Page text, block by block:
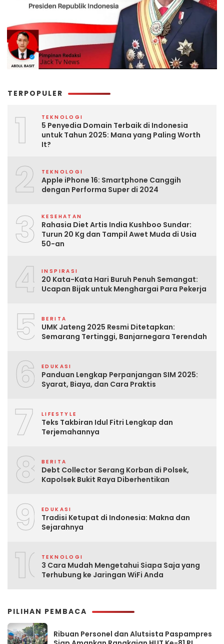
TERPOPULER
1 TEKNOLOGI
5 Penyedia Domain Terbaik di Indonesia
untuk Tahun 2025: Mana yang Paling Worth
It?
2 TEKNOLOGI
Apple iPhone 16: Smartphone Canggih
dengan Performa Super di 2024
3 KESEHATAN
Rahasia Diet Artis India Kushboo Sundar:
Turun 20 Kg dan Tampil Awet Muda di Usia
50-an
4 INSPIRASI
20 Kata-Kata Hari Buruh Penuh Semangat:
Ucapan Bijak untuk Menghargai Para Pekerja
5 BERITA
UMK Jateng 2025 Resmi Ditetapkan:
Semarang Tertinggi, Banjarnegara Terendah
6 EDUKASI
Panduan Lengkap Perpanjangan SIM 2025:
Syarat, Biaya, dan Cara Praktis
7 LIFESTYLE
Teks Takbiran Idul Fitri Lengkap dan
Terjemahannya
8 BERITA
Debt Collector Serang Korban di Polsek,
Kapolsek Bukit Raya Diberhentikan
9 EDUKASI
Tradisi Ketupat di Indonesia: Makna dan
Sejarahnya
10TEKNOLOGI
3 Cara Mudah Mengetahui Siapa Saja yang
Terhubung ke Jaringan WiFi Anda
PILIHAN PEMBACA
Ribuan Personel dan Alutsista Paspampres